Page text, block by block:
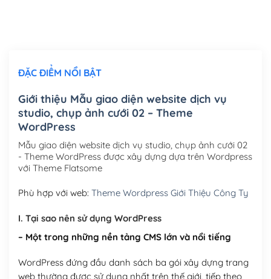
Mua thêm Host + Tên miền
Tên miền quốc tế .com .net .org (1 năm)
Tên miền Việt Nam .vn (1 năm)(+550,000₫)
Hosting 2GB SSD (1 năm) (+450,000₫)
Hosting 3GB SSD (1 năm) (+550,000₫)
Hosting 5GB SSD (1 năm) (+650,000₫)
Hosting 8GB SSD (1 năm)
ĐẶC ĐIỂM NỔI BẬT
Giới thiệu Mẫu giao diện website dịch vụ
studio, chụp ảnh cưới 02 – Theme
WordPress
Mẫu giao diện website dịch vụ studio, chụp ảnh cưới 02
- Theme WordPress được xây dựng dựa trên Wordpress
với Theme Flatsome
Phù hợp với web: Theme Wordpress Giới Thiệu Công Ty
I. Tại sao nên sử dụng WordPress
– Một trong những nền tảng CMS lớn và nổi tiếng
WordPress đứng đầu danh sách ba gói xây dựng trang
web thường được sử dụng nhất trên thế giới, tiếp theo